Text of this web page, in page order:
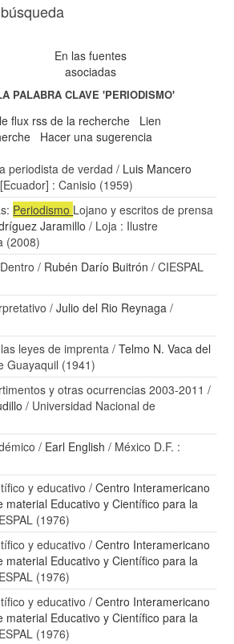
En las fuentes
asociadas
PALABRA CLAVE'PERIODISMO'
flux rss de la recherche
Lien
Hacer una sugerencia
periodista de verdad / Luis Mancero
: Canisio (1959)
Periodismo Lojano y escritos de prensa
Jaramillo / Loja : Ilustre
(2008)
/ Rubén Darío Buitrón / CIESPAL
/Julio del Rio Reynaga /
leyes de imprenta /Telmo N. Vaca del
Guayaquil (1941)
y otras ocurrencias 2003-2011 /
/ Universidad Nacional de
/ Earl English / México D.F. :
y educativo /Centro Interamericano
material Educativo y Científico para la
(1976)
y educativo /Centro Interamericano
material Educativo y Científico para la
(1976)
y educativo /Centro Interamericano
material Educativo y Científico para la
(1976)